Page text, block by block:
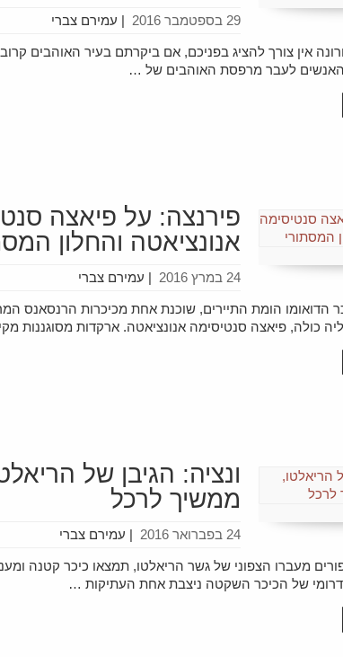
עמירם צברי | 29 בספטמבר 2016
אין צורך להציג בפניכם, אם ביקרתם בעיר האוהבים
לעבר מרפסת האוהבים של …
פירנצה: על פיאצה
אנונציאטה והחלון
עמירם צברי | 24 במרץ 2016
הדואומו הומת התיירים, שוכנת אחת מכיכרות הרנסאנס
כולה, פיאצה סנטיסימה אנונציאטה. ארקדות מסוגננות
ונציה: הגיבן של
ממשיך לרכל
עמירם צברי | 24 בפברואר 2016
מעברו הצפוני של גשר הריאלטו, תמצאו כיכר קטנה
של הכיכר השקטה ניצבת אחת העתיקות …